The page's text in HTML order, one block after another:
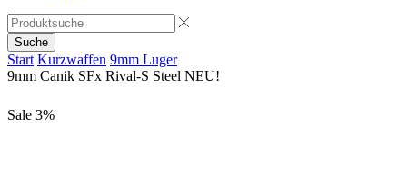
Suche
Start Kurzwaffen 9mm Luger
9mm Canik SFx Rival-S Steel NEU!
Sale 3%